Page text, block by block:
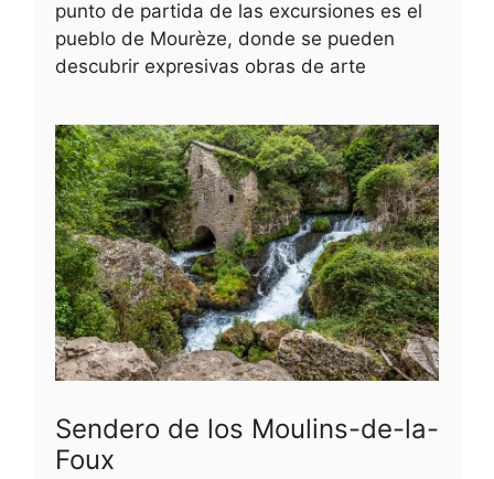
punto de partida de las excursiones es el
pueblo de Mourèze, donde se pueden
descubrir expresivas obras de arte
Sendero de los Moulins-de-la-
Foux